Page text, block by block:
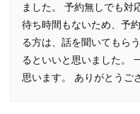
ました。 予約無しでも対
待ち時間もないため、予
る方は、話を聞いてもら
るといいと思いました。
思います。 ありがとうご